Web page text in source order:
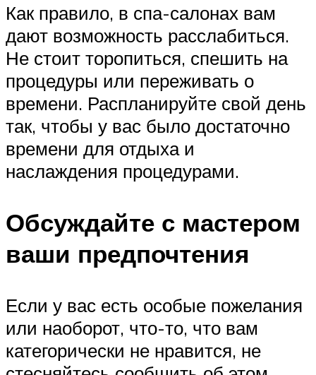
Как правило, в спа-салонах вам
дают возможность расслабиться.
Не стоит торопиться, спешить на
процедуры или переживать о
времени. Распланируйте свой день
так, чтобы у вас было достаточно
времени для отдыха и
наслаждения процедурами.
Обсуждайте с мастером
ваши предпочтения
Если у вас есть особые пожелания
или наоборот, что-то, что вам
категорически не нравится, не